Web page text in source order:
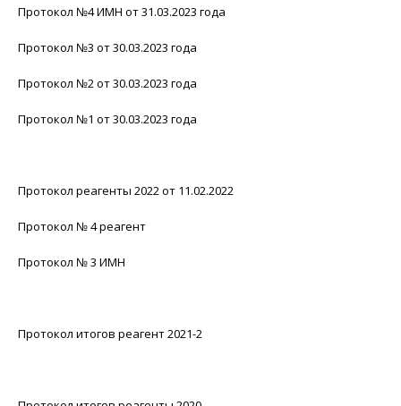
Протокол №4 ИМН от 31.03.2023 года
Протокол №3 от 30.03.2023 года
Протокол №2 от 30.03.2023 года
Протокол №1 от 30.03.2023 года
Протокол реагенты 2022 от 11.02.2022
Протокол № 4 реагент
Протокол № 3 ИМН
Протокол итогов реагент 2021-2